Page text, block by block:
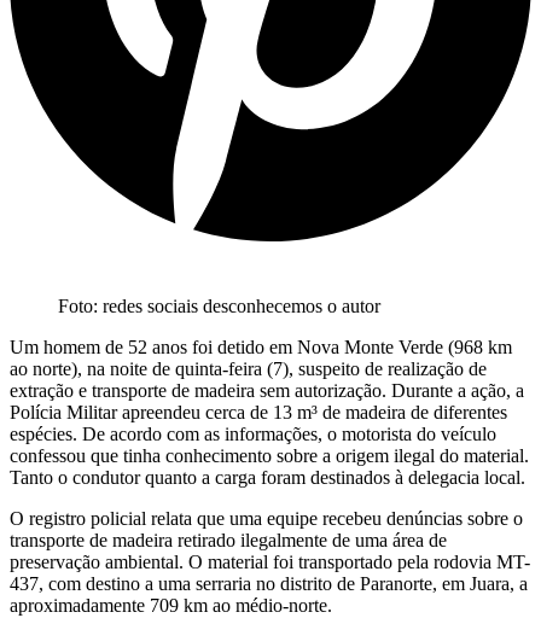
Foto: redes sociais desconhecemos o autor
Um homem de 52 anos foi detido em Nova Monte Verde (968 km
ao norte), na noite de quinta-feira (7), suspeito de realização de
extração e transporte de madeira sem autorização. Durante a ação, a
Polícia Militar apreendeu cerca de 13 m³ de madeira de diferentes
espécies. De acordo com as informações, o motorista do veículo
confessou que tinha conhecimento sobre a origem ilegal do material.
Tanto o condutor quanto a carga foram destinados à delegacia local.
O registro policial relata que uma equipe recebeu denúncias sobre o
transporte de madeira retirado ilegalmente de uma área de
preservação ambiental. O material foi transportado pela rodovia MT-
437, com destino a uma serraria no distrito de Paranorte, em Juara, a
aproximadamente 709 km ao médio-norte.